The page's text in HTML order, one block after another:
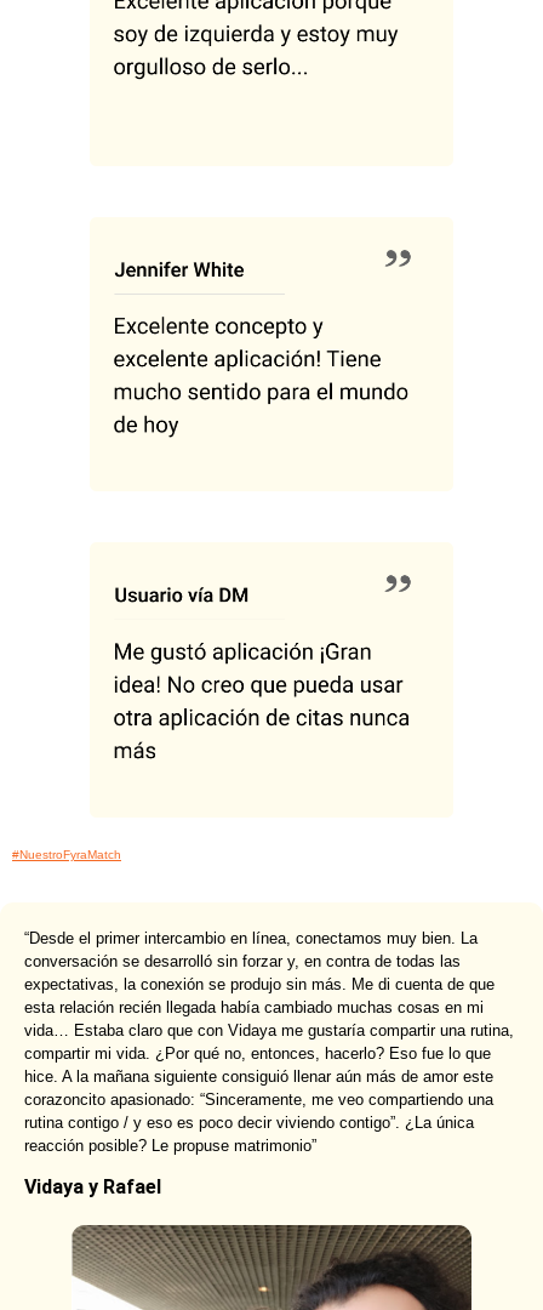
#NuestroFyraMatch
“Desde el primer intercambio en línea, conectamos muy bien. La
conversación se desarrolló sin forzar y, en contra de todas las
expectativas, la conexión se produjo sin más. Me di cuenta de que
esta relación recién llegada había cambiado muchas cosas en mi
vida… Estaba claro que con Vidaya me gustaría compartir una rutina,
compartir mi vida. ¿Por qué no, entonces, hacerlo? Eso fue lo que
hice. A la mañana siguiente consiguió llenar aún más de amor este
corazoncito apasionado: “Sinceramente, me veo compartiendo una
rutina contigo / y eso es poco decir viviendo contigo”. ¿La única
reacción posible? Le propuse matrimonio”
Vidaya y Rafael